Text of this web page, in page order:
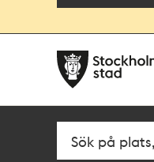
navigationen
huvudinnehållet
Fritextsök